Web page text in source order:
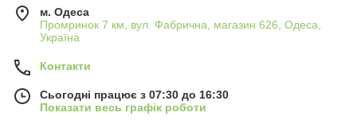
м. Одеса
Промринок 7 км, вул. Фабрична, магазин 626, Одеса,
Україна
Контакти
Сьогодні працює з 07:30 до 16:30
Показати весь графік роботи